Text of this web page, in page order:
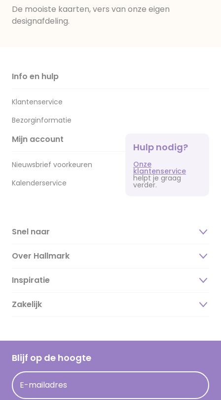
De mooiste kaarten, vers van onze eigen
designafdeling.
Info en hulp
Klantenservice
Bezorginformatie
Mijn account
Nieuwsbrief voorkeuren
Kalenderservice
Hulp nodig?
Onze
klantenservice
helpt je graag
verder.
Snel naar
Over Hallmark
Over ons
Duurzaamheid
Hallmark Kaartclub
Acties
Persberichten
Inspiratie
Magazine
Cadeau inspiratie
Kaartinspiratie
Zakelijk
Blijf op de hoogte
E-mailadres